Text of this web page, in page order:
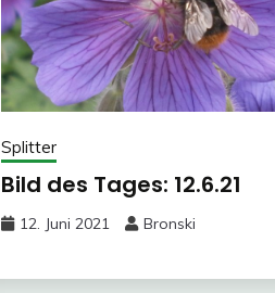
Splitter
Bild des Tages: 12.6.21
12. Juni 2021 Bronski